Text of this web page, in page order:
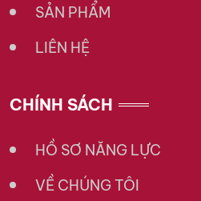
SẢN PHẨM
LIÊN HỆ
CHÍNH SÁCH
HỒ SƠ NĂNG LỰC
VỀ CHÚNG TÔI